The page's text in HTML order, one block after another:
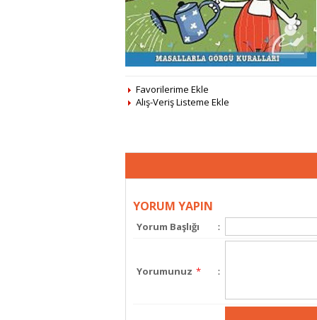
Favorilerime Ekle
Alış-Veriş Listeme Ekle
YORUM YAPIN
Yorum Başlığı :
Yorumunuz * :